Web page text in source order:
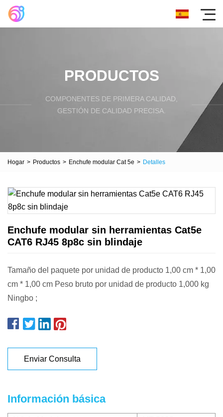
PRODUCTOS
COMPONENTES DE PRIMERA CALIDAD,
GESTIÓN DE CALIDAD PRECISA.
Hogar > Productos > Enchufe modular Cat 5e > Detalles
Enchufe modular sin herramientas Cat5e
CAT6 RJ45 8p8c sin blindaje
Tamaño del paquete por unidad de producto 1,00 cm * 1,00
cm * 1,00 cm Peso bruto por unidad de producto 1,000 kg
Ningbo ;
Enviar Consulta
Información básica